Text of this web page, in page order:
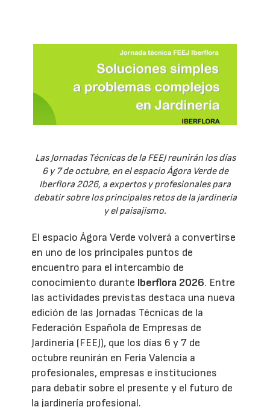
Las Jornadas Técnicas de la FEEJ reunirán los días
6 y 7 de octubre, en el espacio Ágora Verde de
Iberflora 2026, a expertos y profesionales para
debatir sobre los principales retos de la jardinería
y el paisajismo.
El espacio Ágora Verde volverá a convertirse
en uno de los principales puntos de
encuentro para el intercambio de
conocimiento durante Iberflora 2026. Entre
las actividades previstas destaca una nueva
edición de las Jornadas Técnicas de la
Federación Española de Empresas de
Jardinería (FEEJ), que los días 6 y 7 de
octubre reunirán en Feria Valencia a
profesionales, empresas e instituciones
para debatir sobre el presente y el futuro de
la jardinería profesional.